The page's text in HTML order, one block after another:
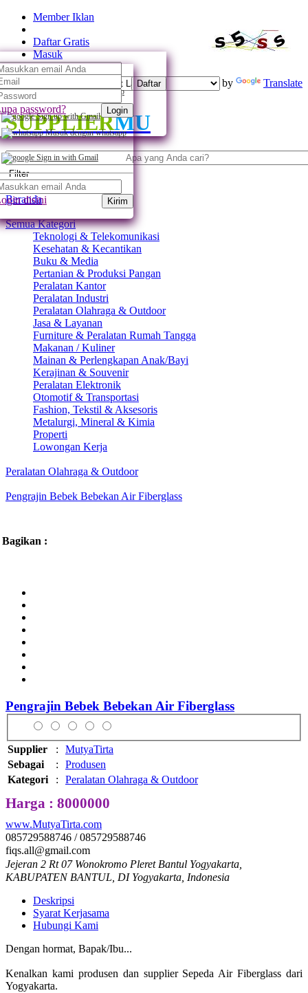
Member Iklan
Daftar Gratis
Daftar
Daftar dengan whatsapp
Sign up with Gmail
Masuk
password? Login
Masuk dengan whatsapp
Sign in with Gmail
disini Kirim
Powered by Translate
SUPPLIERMU
Filter
Beranda
Semua Kategori
Teknologi & Telekomunikasi
Kesehatan & Kecantikan
Buku & Media
Pertanian & Produksi Pangan
Peralatan Kantor
Peralatan Industri
Peralatan Olahraga & Outdoor
Jasa & Layanan
Furniture & Peralatan Rumah Tangga
Makanan / Kuliner
Mainan & Perlengkapan Anak/Bayi
Kerajinan & Souvenir
Peralatan Elektronik
Otomotif & Transportasi
Fashion, Tekstil & Aksesoris
Metalurgi, Mineral & Kimia
Properti
Lowongan Kerja
Peralatan Olahraga & Outdoor
Pengrajin Bebek Bebekan Air Fiberglass
Bagikan :
Pengrajin Bebek Bebekan Air Fiberglass
Supplier :
MutyaTirta
Sebagai
:
Produsen
Kategori
: Peralatan Olahraga & Outdoor
Harga : 8000000
www.MutyaTirta.com
085729588746 / 085729588746
fiqs.all@gmail.com
Jejeran 2 Rt 07 Wonokromo Pleret Bantul Yogyakarta,
KABUPATEN BANTUL, DI Yogyakarta, Indonesia
Deskripsi
Syarat Kerjasama
Hubungi Kami
Dengan hormat, Bapak/Ibu...
Kenalkan kami produsen dan supplier Sepeda Air Fiberglass dari
Yogyakarta.